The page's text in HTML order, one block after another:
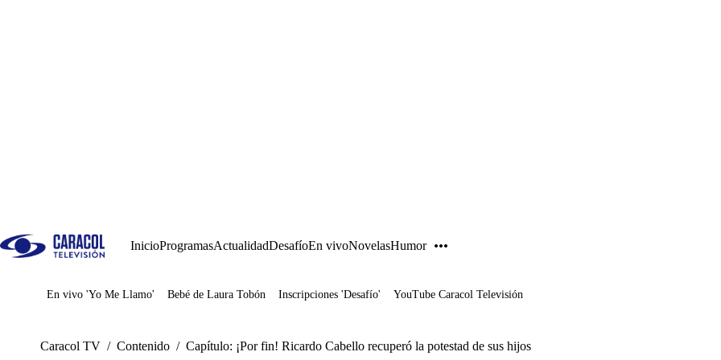
InicioProgramasActualidadDesafíoEn vivoNovelasHumor
Juegos
En vivo 'Yo Me Llamo' Bebé de Laura Tobón Inscripciones 'Desafío' YouTube Caracol Televisión
Caracol TV / Contenido / Capítulo: ¡Por fin! Ricardo Cabello recuperó la potestad de sus hijos